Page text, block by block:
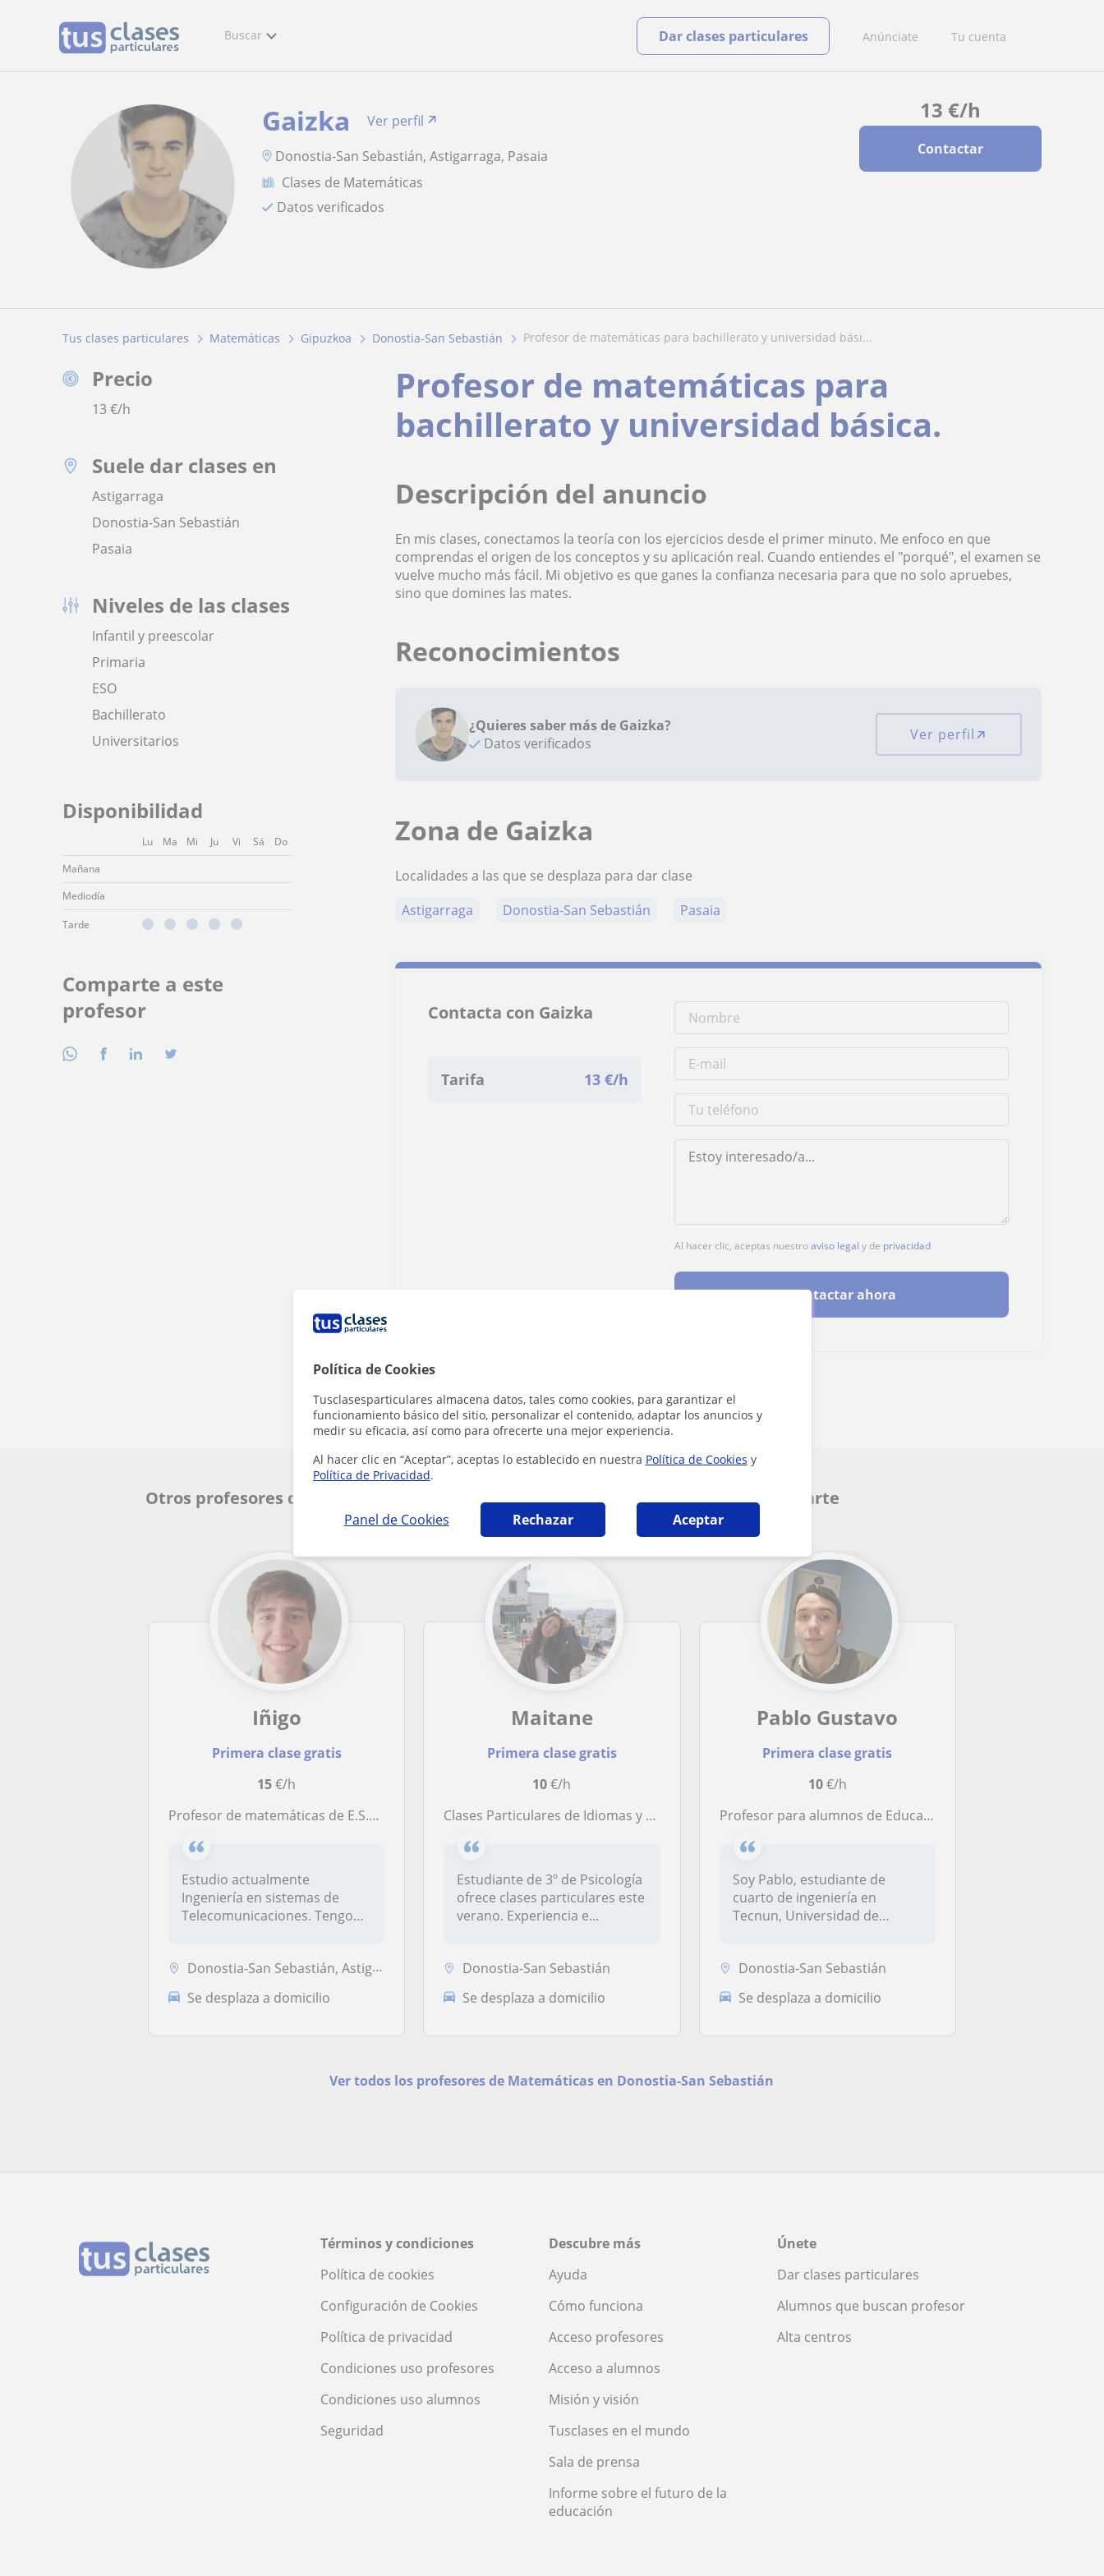
Política de Cookies
Tusclasesparticulares almacena datos, tales como cookies, para garantizar el
funcionamiento básico del sitio, personalizar el contenido, adaptar los anuncios y
medir su eficacia, así como para ofrecerte una mejor experiencia.
Al hacer clic en “Aceptar”, aceptas lo establecido en nuestra Política de Cookies y
Política de Privacidad.
Panel de Cookies Rechazar Aceptar
Buscar Anúnciate Tu cuenta
Dar clases particulares
13 €/h
Contactar
Gaizka
Ver perfil
Donostia-San Sebastián, Astigarraga, Pasaia
Clases de Matemáticas
Datos verificados
Tus clases particulares Matemáticas Gipuzkoa Donostia-San Sebastián profesor de matemáticas para bachillerato y universidad bási...
Precio
13 €/h
Suele dar clases en
Astigarraga
Donostia-San Sebastián
Pasaia
Niveles de las clases
Infantil y preescolar
Primaria
ESO
Bachillerato
Universitarios
Disponibilidad
Lu Ma Mi Ju Vi Sá
Do
Mañana
Mediodía
Tarde
Comparte a este
profesor
Profesor de matemáticas para
bachillerato y universidad básica.
Descripción del anuncio
En mis clases, conectamos la teoría con los ejercicios desde el primer minuto. Me enfoco en que
comprendas el origen de los conceptos y su aplicación real. Cuando entiendes el "porqué", el examen se
vuelve mucho más fácil. Mi objetivo es que ganes la confianza necesaria para que no solo apruebes,
sino que domines las mates.
Reconocimientos
¿Quieres saber más de Gaizka?
Datos verificados
Ver perfil
Zona de Gaizka
Localidades a las que se desplaza para dar clase
Astigarraga
Donostia-San Sebastián Pasaia
Contacta con Gaizka
Tarifa 13 €/h
Al hacer clic, aceptas nuestroaviso legal y de privacidad
Contactar ahora
¿Hay algún error en este perfil?
Otros profesores de Matemáticas en Donostia-San Sebastián que pueden interesarte
Iñigo
Primera clase gratis
15€/h
Profesor de matemáticas de E.S.O. y bachillerato
Estudio actualmente
Ingeniería en sistemas de
Telecomunicaciones. Tengo
Donostia-San Sebastián, Astigarraga, Pasaia
Se desplaza a domicilio
Maitane
Primera clase gratis
10€/h
Clases Particulares de Idiomas y Ciencias Todo el Verano
Estudiante de 3º de Psicología
ofrece clases particulares este
verano. Experiencia e...
Donostia-San Sebastián
Se desplaza a domicilio
Pablo Gustavo
Primera clase gratis
10€/h
Profesor para alumnos de Educación Primaria, ESO y Bachillerato. Soy estudiante de cuarto de ingeniería
Soy Pablo, estudiante de
cuarto de ingeniería en
Tecnun, Universidad de
Donostia-San Sebastián
Se desplaza a domicilio
Ver todos los profesores de Matemáticas en Donostia-San Sebastián
Términos y condiciones
Política de cookies
Configuración de Cookies
Política de privacidad
Condiciones uso profesores
Condiciones uso alumnos
Seguridad
Descubre más
Ayuda
Cómo funciona
Acceso profesores
Acceso a alumnos
Misión y visión
Tusclases en el mundo
Sala de prensa
Informe sobre el futuro de la
educación
Únete
Dar clases particulares
Alumnos que buscan profesor
Alta centros